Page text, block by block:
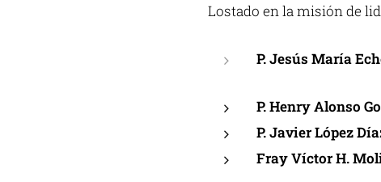
Lostado en la misión de
P. Jesús María
P. Henry Alonso
P. Javier López
Fray Víctor H.